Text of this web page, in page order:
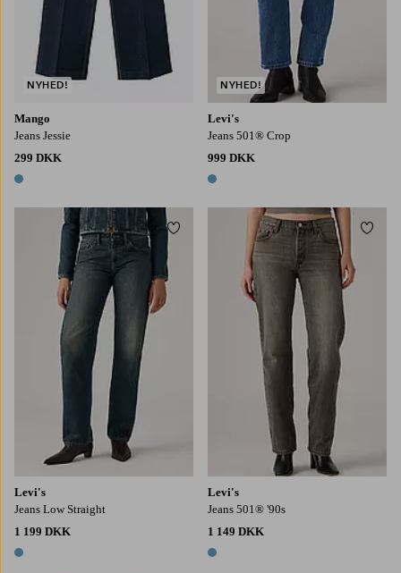
Mango
Jeans Jessie
299 DKK
1 farve
NYHED!
Levi's
Jeans 501® Crop
999 DKK
1 farve
NYHED!
Levi's
Jeans Low Straight
1 199 DKK
1 farve
Tilføj til favoritter
Levi's
Jeans 501® '90s
1 149 DKK
1 farve